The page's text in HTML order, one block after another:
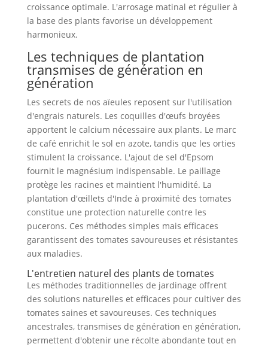
croissance optimale. L'arrosage matinal et régulier à
la base des plants favorise un développement
harmonieux.
Les techniques de plantation
transmises de génération en
génération
Les secrets de nos aïeules reposent sur l'utilisation
d'engrais naturels. Les coquilles d'œufs broyées
apportent le calcium nécessaire aux plants. Le marc
de café enrichit le sol en azote, tandis que les orties
stimulent la croissance. L'ajout de sel d'Epsom
fournit le magnésium indispensable. Le paillage
protège les racines et maintient l'humidité. La
plantation d'œillets d'Inde à proximité des tomates
constitue une protection naturelle contre les
pucerons. Ces méthodes simples mais efficaces
garantissent des tomates savoureuses et résistantes
aux maladies.
L'entretien naturel des plants de tomates
Les méthodes traditionnelles de jardinage offrent
des solutions naturelles et efficaces pour cultiver des
tomates saines et savoureuses. Ces techniques
ancestrales, transmises de génération en génération,
permettent d'obtenir une récolte abondante tout en